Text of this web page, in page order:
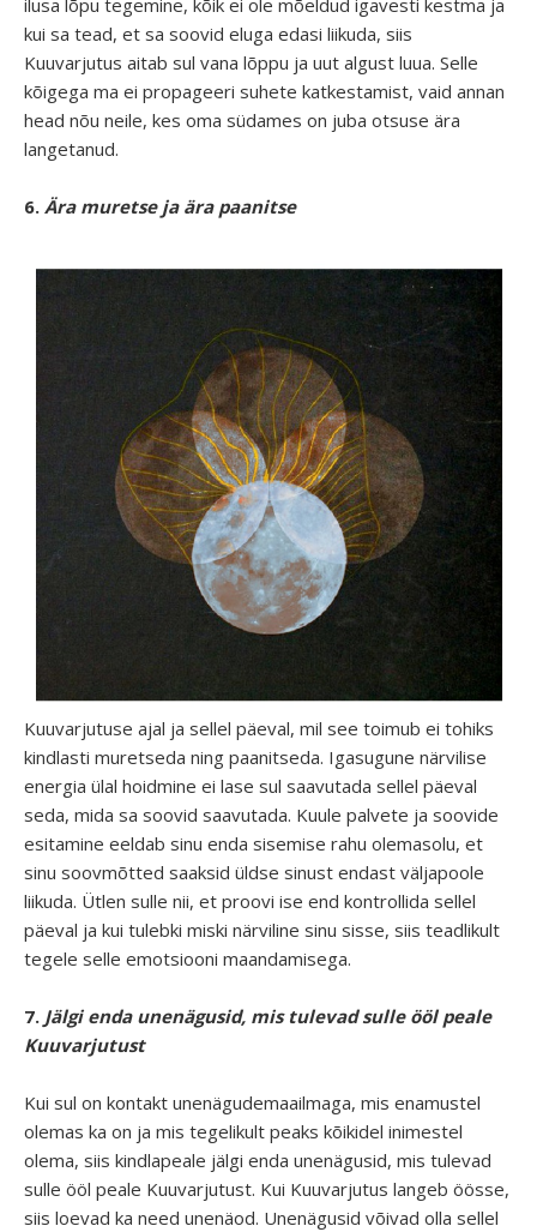
ilusa lõpu tegemine, kõik ei ole mõeldud igavesti kestma ja
kui sa tead, et sa soovid eluga edasi liikuda, siis
Kuuvarjutus aitab sul vana lõppu ja uut algust luua. Selle
kõigega ma ei propageeri suhete katkestamist, vaid annan
head nõu neile, kes oma südames on juba otsuse ära
langetanud.
6. Ära muretse ja ära paanitse
Kuuvarjutuse ajal ja sellel päeval, mil see toimub ei tohiks
kindlasti muretseda ning paanitseda. Igasugune närvilise
energia ülal hoidmine ei lase sul saavutada sellel päeval
seda, mida sa soovid saavutada. Kuule palvete ja soovide
esitamine eeldab sinu enda sisemise rahu olemasolu, et
sinu soovmõtted saaksid üldse sinust endast väljapoole
liikuda. Ütlen sulle nii, et proovi ise end kontrollida sellel
päeval ja kui tulebki miski närviline sinu sisse, siis teadlikult
tegele selle emotsiooni maandamisega.
7. Jälgi enda unenägusid, mis tulevad sulle ööl peale
Kuuvarjutust
Kui sul on kontakt unenägudemaailmaga, mis enamustel
olemas ka on ja mis tegelikult peaks kõikidel inimestel
olema, siis kindlapeale jälgi enda unenägusid, mis tulevad
sulle ööl peale Kuuvarjutust. Kui Kuuvarjutus langeb öösse,
siis loevad ka need unenäod. Unenägusid võivad olla sellel